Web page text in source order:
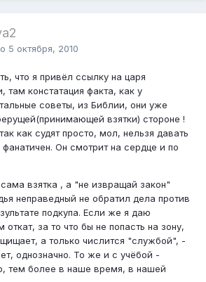
5 октября, 2010
что я привёл ссылку на царя
констатация факта, как у
советы, из Библии, они уже
взятки) стороне !
как судят просто, мол, нельзя давать
Он смотрит на сердце и по
взятка , а "не извращай закон"
неправедный не обратил дела против
подкупа. Если же я даю
за то что бы не попасть на зону,
а только числится "службой", -
однозначно. То же и с учёбой -
тем более в наше время, в нашей